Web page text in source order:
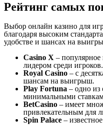
Рейтинг самых
Выбор онлайн казино для
благодаря высоким
удобстве и шансах на
Casino X –
лидером среди игроков.
Royal Casino – с
шансам на выигрыш.
Play Fortuna – одно из
минимальными
BetCasino – имеет
привлекательным для
Spin Palace –